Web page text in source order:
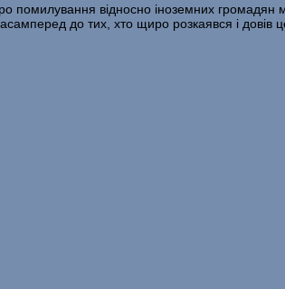
помилування відносно іно­земних громадян
до тих, хто щиро розкаявся і довів